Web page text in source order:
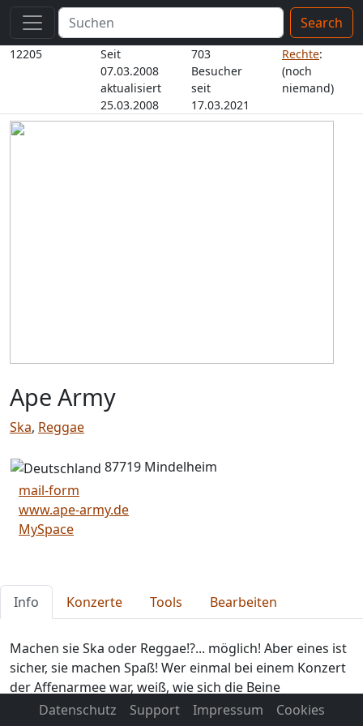
Search
12205
Seit
07.03.2008
aktualisiert
25.03.2008
703
Besucher
seit
17.03.2021
Rechte:
(noch
niemand)
Ape Army
Ska, Reggae
87719 Mindelheim
mail-form
www.ape-army.de
MySpace
Info Konzerte Tools Bearbeiten
Machen sie Ska oder Reggae!?... möglich! Aber eines ist
sicher, sie machen Spaß! Wer einmal bei einem Konzert
der Affenarmee war, weiß, wie sich die Beine
selbstständig machen können, und nur noch eines
Datenschutz Support Impressum Cookies